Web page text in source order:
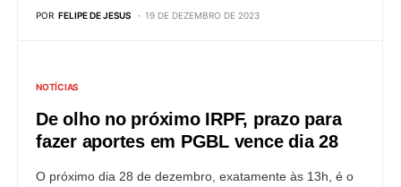
POR FELIPE DE JESUS 19 DE DEZEMBRO DE 2023
NOTÍCIAS
De olho no próximo IRPF, prazo para
fazer aportes em PGBL vence dia 28
O próximo dia 28 de dezembro, exatamente às 13h, é o